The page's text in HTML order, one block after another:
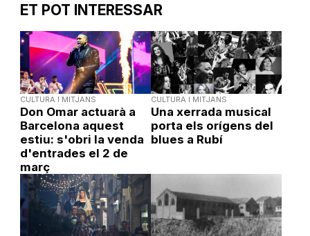
ET POT INTERESSAR
CULTURA I MITJANS
Don Omar actuarà a
Barcelona aquest
estiu: s'obri la venda
d'entrades el 2 de
març
CULTURA I MITJANS
Una xerrada musical
porta els orígens del
blues a Rubí